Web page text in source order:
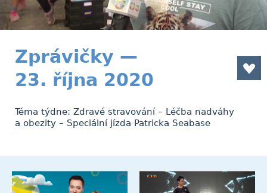
Zprávičky —
23. října 2020
Téma týdne: Zdravé stravování – Léčba nadváhy
a obezity – Speciální jízda Patricka Seabase